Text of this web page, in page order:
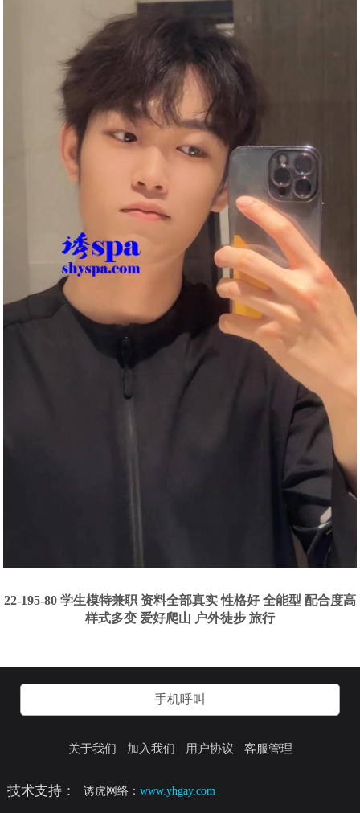
22-195-80 学生模特兼职 资料全部真实 性格好 全能型 配合度高
样式多变 爱好爬山 户外徒步 旅行
手机呼叫
关于我们 加入我们 用户协议 客服管理
技术支持： 诱虎网络：www.yhgay.com